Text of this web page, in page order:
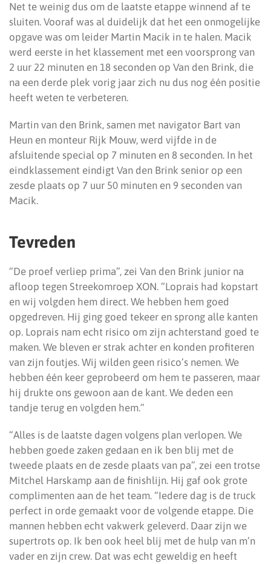
Net te weinig dus om de laatste etappe winnend af te
sluiten. Vooraf was al duidelijk dat het een onmogelijke
opgave was om leider Martin Macik in te halen. Macik
werd eerste in het klassement met een voorsprong van
2 uur 22 minuten en 18 seconden op Van den Brink, die
na een derde plek vorig jaar zich nu dus nog één positie
heeft weten te verbeteren.
Martin van den Brink, samen met navigator Bart van
Heun en monteur Rijk Mouw, werd vijfde in de
afsluitende special op 7 minuten en 8 seconden. In het
eindklassement eindigt Van den Brink senior op een
zesde plaats op 7 uur 50 minuten en 9 seconden van
Macik.
Tevreden
“De proef verliep prima”, zei Van den Brink junior na
afloop tegen Streekomroep XON. “Loprais had kopstart
en wij volgden hem direct. We hebben hem goed
opgedreven. Hij ging goed tekeer en sprong alle kanten
op. Loprais nam echt risico om zijn achterstand goed te
maken. We bleven er strak achter en konden profiteren
van zijn foutjes. Wij wilden geen risico’s nemen. We
hebben één keer geprobeerd om hem te passeren, maar
hij drukte ons gewoon aan de kant. We deden een
tandje terug en volgden hem.”
“Alles is de laatste dagen volgens plan verlopen. We
hebben goede zaken gedaan en ik ben blij met de
tweede plaats en de zesde plaats van pa”, zei een trotse
Mitchel Harskamp aan de finishlijn. Hij gaf ook grote
complimenten aan de het team. “Iedere dag is de truck
perfect in orde gemaakt voor de volgende etappe. Die
mannen hebben echt vakwerk geleverd. Daar zijn we
supertrots op. Ik ben ook heel blij met de hulp van m’n
vader en zijn crew. Dat was echt geweldig en heeft